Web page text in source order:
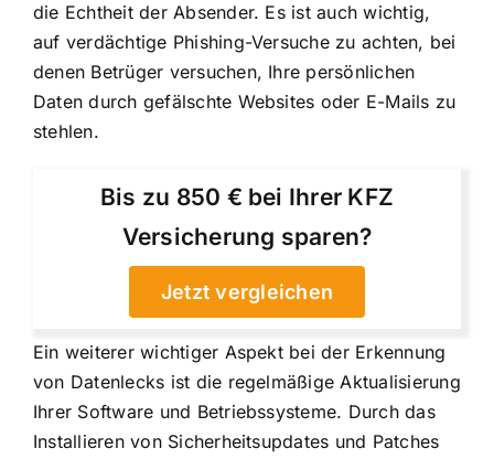
die Echtheit der Absender. Es ist auch wichtig,
auf verdächtige Phishing-Versuche zu achten, bei
denen Betrüger versuchen, Ihre persönlichen
Daten durch gefälschte Websites oder E-Mails zu
stehlen.
Bis zu 850 € bei Ihrer KFZ
Versicherung sparen?
Jetzt vergleichen
Ein weiterer wichtiger Aspekt bei der Erkennung
von Datenlecks ist die regelmäßige Aktualisierung
Ihrer Software und Betriebssysteme. Durch das
Installieren von Sicherheitsupdates und Patches